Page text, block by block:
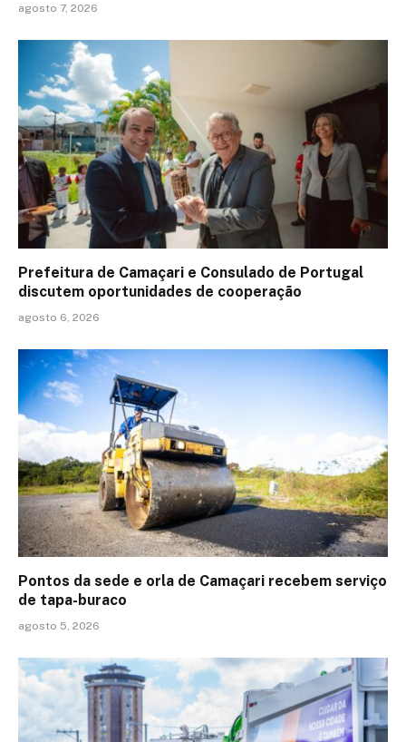
agosto 7, 2026
Prefeitura de Camaçari e Consulado de Portugal
discutem oportunidades de cooperação
agosto 6, 2026
Pontos da sede e orla de Camaçari recebem serviço
de tapa-buraco
agosto 5, 2026